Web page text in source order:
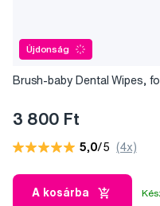
Újdonság
Brush-baby Dental Wipes,
3 800 Ft
5,0/5 (4x)
A kosárba